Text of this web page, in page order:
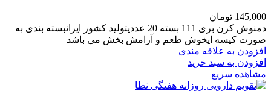
145,000 تومان
دمنوش کرن بری 111 بسته 20 عددیتولید کشور ایرانبسته بندی به
صورت کیسه ایخوش طعم و آرامش بخش می باشد
افزودن به علاقه مندی
افزودن به سبد خرید
مشاهده سریع